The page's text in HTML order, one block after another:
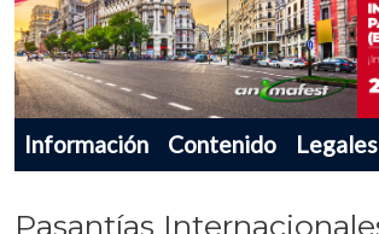
Menu navegador
Información Contenido Legales
Pasantías